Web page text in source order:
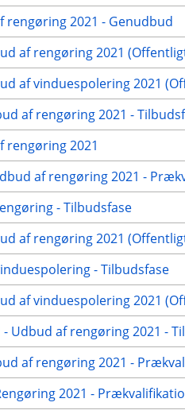
rengøring 2021 - Genudbud
af rengøring 2021
af vinduespolering 2021
af rengøring 2021 -
rengøring 2021
af rengøring 2021 -
- Tilbudsfase
af rengøring 2021
- Tilbudsfase
af vinduespolering 2021
Udbud af rengøring 2021 -
af rengøring 2021 -
2021 -